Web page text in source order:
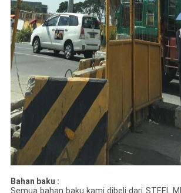
Bahan baku :
Semua bahan baku kami dibeli dari STEEL